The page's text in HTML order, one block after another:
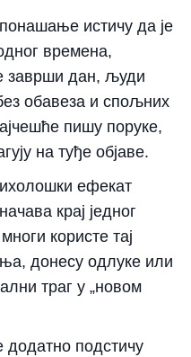
истичу да је
времена,
заврши дан, људи
обавеза и спољних
пишу поруке,
на туђе објаве.
ефекат
крај једног
користе тај
донесу одлуке или
траг у „новом
подстичу